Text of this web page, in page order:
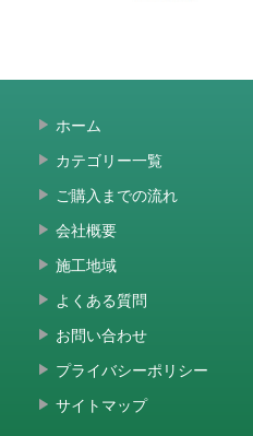
ホーム
カテゴリー一覧
ご購入までの流れ
会社概要
施工地域
よくある質問
お問い合わせ
プライバシーポリシー
サイトマップ